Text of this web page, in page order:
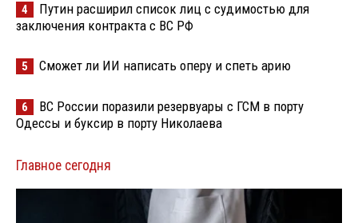
4
Путин расширил список лиц с судимостью для
заключения контракта с ВС РФ
5 Сможет ли ИИ написать оперу и спеть арию
6
ВС России поразили резервуары с ГСМ в порту
Одессы и буксир в порту Николаева
Главное сегодня